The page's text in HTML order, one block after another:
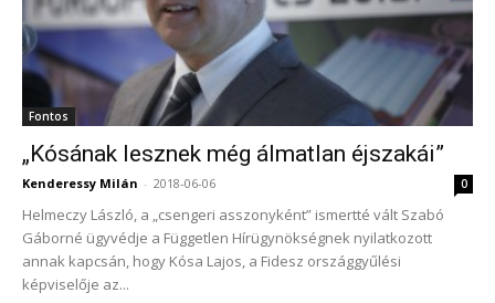
Fontos
„Kósának lesznek még álmatlan éjszakái”
Kenderessy Milán - 2018-06-06 0
Helmeczy László, a „csengeri asszonyként” ismertté vált Szabó
Gáborné ügyvédje a Független Hírügynökségnek nyilatkozott
annak kapcsán, hogy Kósa Lajos, a Fidesz országgyűlési
képviselője az...